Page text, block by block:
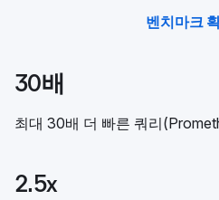
벤치마크
30배
최대 30배 더 빠른 쿼리
2.5x